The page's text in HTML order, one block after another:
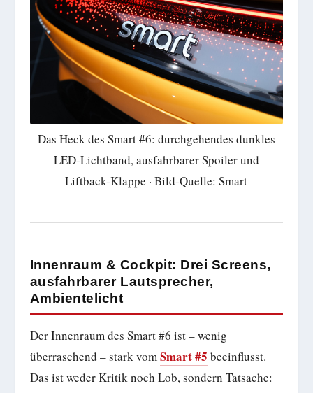
Das Heck des Smart #6: durchgehendes dunkles
LED-Lichtband, ausfahrbarer Spoiler und
Liftback-Klappe · Bild-Quelle: Smart
Innenraum & Cockpit: Drei Screens,
ausfahrbarer Lautsprecher,
Ambientelicht
Der Innenraum des Smart #6 ist – wenig
überraschend – stark vomSmart #5 beeinflusst.
Das ist weder Kritik noch Lob, sondern Tatsache: